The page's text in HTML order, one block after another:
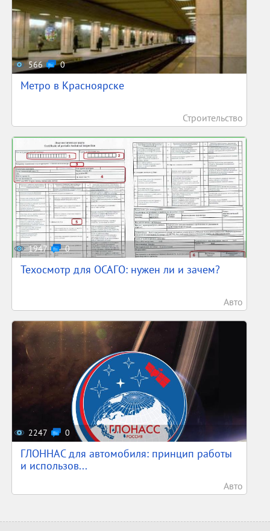
566 0
Метро в Красноярске
Строительство
1947 0
Техосмотр для ОСАГО: нужен ли и зачем?
Авто
2247 0
ГЛОННАС для автомобиля: принцип работы
и использов...
Авто